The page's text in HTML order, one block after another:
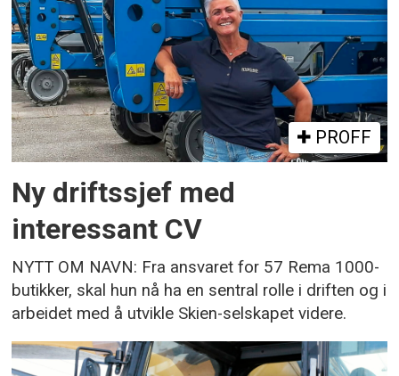
PROFF
Ny driftssjef med
interessant CV
NYTT OM NAVN: Fra ansvaret for 57 Rema 1000-
butikker, skal hun nå ha en sentral rolle i driften og i
arbeidet med å utvikle Skien-selskapet videre.